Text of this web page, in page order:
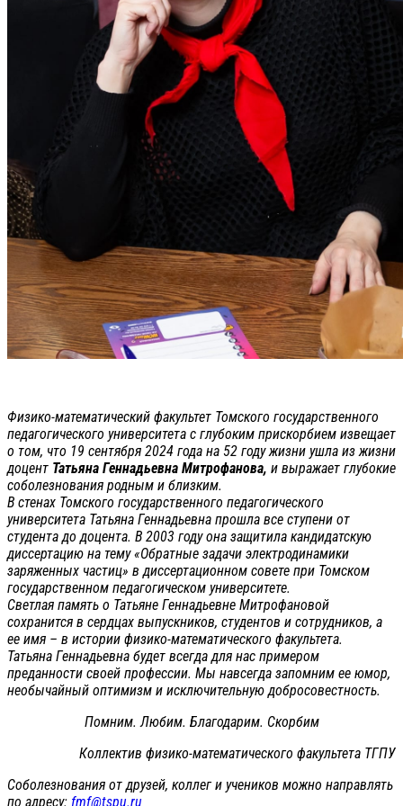
Физико-математический факультет Томского государственного
педагогического университета с глубоким прискорбием извещает
о том, что 19 сентября 2024 года на 52 году жизни ушла из жизни
доцент Татьяна Геннадьевна Митрофанова, и выражает глубокие
соболезнования родным и близким.
В стенах Томского государственного педагогического
университета Татьяна Геннадьевна прошла все ступени от
студента до доцента. В 2003 году она защитила кандидатскую
диссертацию на тему «Обратные задачи электродинамики
заряженных частиц» в диссертационном совете при Томском
государственном педагогическом университете.
Светлая память о Татьяне Геннадьевне Митрофановой
сохранится в сердцах выпускников, студентов и сотрудников, а
ее имя – в истории физико-математического факультета.
Татьяна Геннадьевна будет всегда для нас примером
преданности своей профессии. Мы навсегда запомним ее юмор,
необычайный оптимизм и исключительную добросовестность.
Помним. Любим. Благодарим. Скорбим
Коллектив физико-математического факультета ТГПУ
Соболезнования от друзей, коллег и учеников можно направлять
по адресу: fmf@tspu.ru